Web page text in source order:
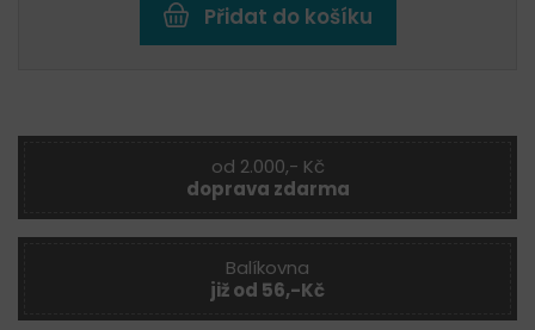
Přidat do košíku
od 2.000,- Kč
doprava zdarma
Balíkovna
již od 56,-Kč